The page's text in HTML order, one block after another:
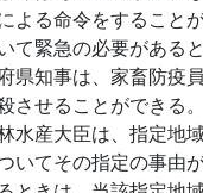
よる命令をすること
て緊急の必要がある
県知事は、家畜防疫
させることができる。
水産大臣は、指定地
いてその指定の事由